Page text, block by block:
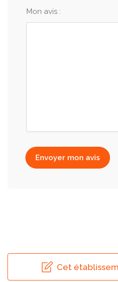
Mon avis :
Envoyer mon avis
Cet